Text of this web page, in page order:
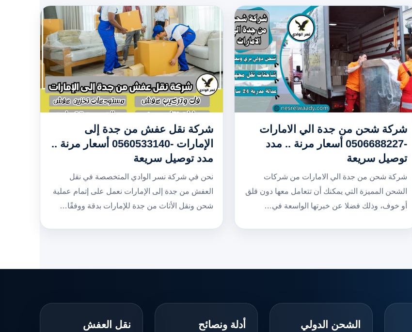
شركة شحن من جدة الي الامارات
-0506688227 أسعار مرنة .. مدد
توصيل سريعة
شركة شحن من جدة الي الامارات من شركات
الشحن المميزة التي يمكنك أن تتعامل معها دون قلق
أو خوف، وذلك فضلا عن خبرتها الواسعة في…
شركة نقل عفش من جدة إلى
الإمارات -0560533140 أسعار مرنة ..
مدد توصيل سريعة
نحن في شركة نسر الوادي المتخصصة في نقل
العفش من جدة إلى الإمارات نعمل على إتمام عملية
شحن ونقل الأثاث من جدة للإمارات بدقة ووفقًا…
الشحن الدولي أدلة ونصائح نقل العفش